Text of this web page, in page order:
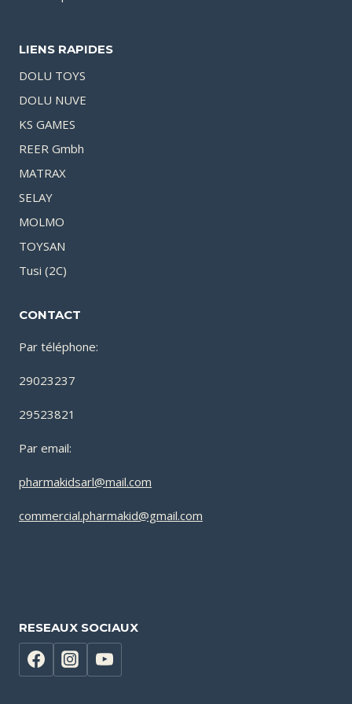
LIENS RAPIDES
DOLU TOYS
DOLU NUVE
KS GAMES
REER Gmbh
MATRAX
SELAY
MOLMO
TOYSAN
Tusi (2C)
CONTACT
Par téléphone:
29023237
29523821
Par email:
pharmakidsarl@mail.com
commercial.pharmakid@gmail.com
RESEAUX SOCIAUX